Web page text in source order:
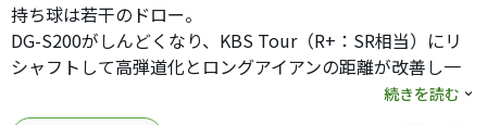
持ち球は若干のドロー。
DG-S200がしんどくなり、KBS Tour（R+：SR相当）にリ
シャフトして高弾道化とロングアイアンの距離が改善し一
続きを読む